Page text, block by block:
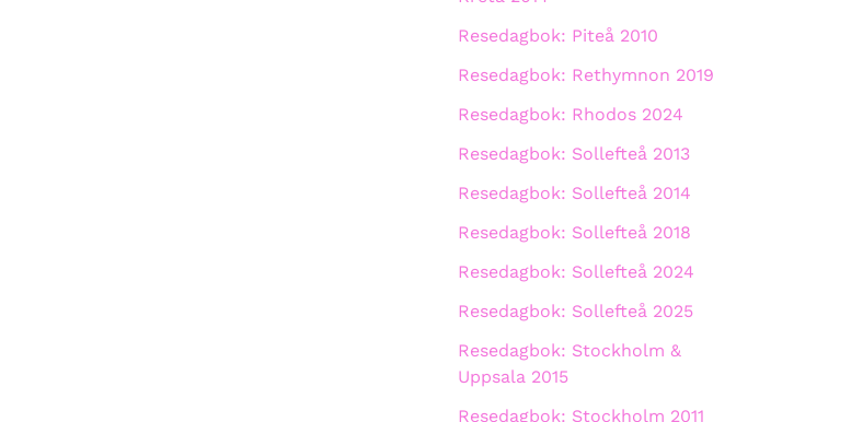
Resedagbok: Piteå 2010
Resedagbok: Rethymnon 2019
Resedagbok: Rhodos 2024
Resedagbok: Sollefteå 2013
Resedagbok: Sollefteå 2014
Resedagbok: Sollefteå 2018
Resedagbok: Sollefteå 2024
Resedagbok: Sollefteå 2025
Resedagbok: Stockholm &
Uppsala 2015
Resedagbok: Stockholm 2011